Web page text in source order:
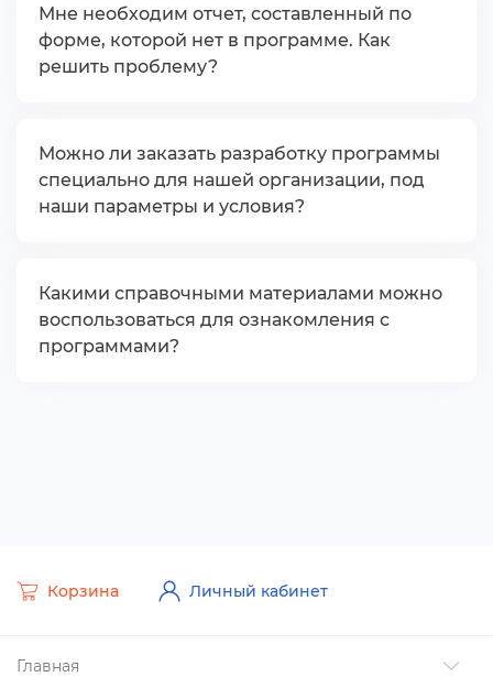
Мне необходим отчет, составленный по
форме, которой нет в программе. Как
решить проблему?
Можно ли заказать разработку программы
специально для нашей организации, под
наши параметры и условия?
Какими справочными материалами можно
оспользоваться для ознакомления с
программами?
Главная
Корзина Личный кабинет